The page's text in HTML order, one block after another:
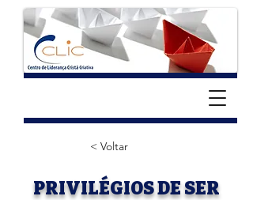
< Voltar
PRIVILÉGIOS DE SER